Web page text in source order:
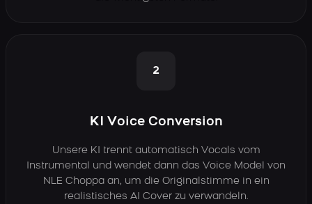
2
KI Voice Conversion
Unsere KI trennt automatisch Vocals vom
Instrumental und wendet dann das Voice Model von
NLE Choppa an, um die Originalstimme in ein
realistisches AI Cover zu verwandeln.